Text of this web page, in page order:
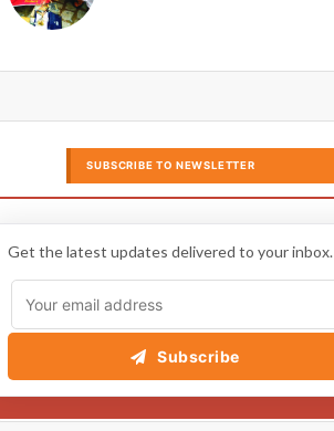
SUBSCRIBE TO NEWSLETTER
Get the latest updates delivered to your inbox.
Subscribe